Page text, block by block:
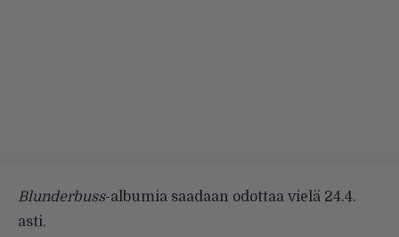
Blunderbuss-albumia saadaan odottaa vielä 24.4.
asti.